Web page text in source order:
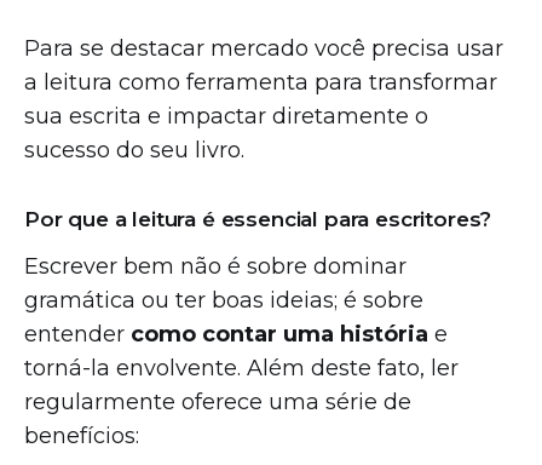
Para se destacar mercado você precisa usar
a leitura como ferramenta para transformar
sua escrita e impactar diretamente o
sucesso do seu livro.
Por que a leitura é essencial para escritores?
Escrever bem não é sobre dominar
gramática ou ter boas ideias; é sobre
entender como contar uma história e
torná-la envolvente. Além deste fato, ler
regularmente oferece uma série de
benefícios: